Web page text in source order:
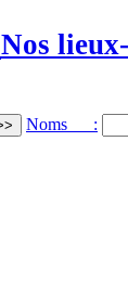
Nos
Noms :